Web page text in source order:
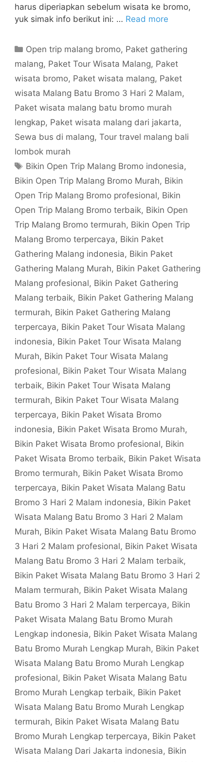
harus diperiapkan sebelum wisata ke bromo,
yuk simak info berikut ini: … Read more
Open trip malang bromo, Paket gathering
malang, Paket Tour Wisata Malang, Paket
wisata bromo, Paket wisata malang, Paket
wisata Malang Batu Bromo 3 Hari 2 Malam,
Paket wisata malang batu bromo murah
lengkap, Paket wisata malang dari jakarta,
Sewa bus di malang, Tour travel malang bali
lombok murah
Bikin Open Trip Malang Bromo indonesia,
Bikin Open Trip Malang Bromo Murah, Bikin
Open Trip Malang Bromo profesional, Bikin
Open Trip Malang Bromo terbaik, Bikin Open
Trip Malang Bromo termurah, Bikin Open Trip
Malang Bromo terpercaya, Bikin Paket
Gathering Malang indonesia, Bikin Paket
Gathering Malang Murah, Bikin Paket Gathering
Malang profesional, Bikin Paket Gathering
Malang terbaik, Bikin Paket Gathering Malang
termurah, Bikin Paket Gathering Malang
terpercaya, Bikin Paket Tour Wisata Malang
indonesia, Bikin Paket Tour Wisata Malang
Murah, Bikin Paket Tour Wisata Malang
profesional, Bikin Paket Tour Wisata Malang
terbaik, Bikin Paket Tour Wisata Malang
termurah, Bikin Paket Tour Wisata Malang
terpercaya, Bikin Paket Wisata Bromo
indonesia, Bikin Paket Wisata Bromo Murah,
Bikin Paket Wisata Bromo profesional, Bikin
Paket Wisata Bromo terbaik, Bikin Paket Wisata
Bromo termurah, Bikin Paket Wisata Bromo
terpercaya, Bikin Paket Wisata Malang Batu
Bromo 3 Hari 2 Malam indonesia, Bikin Paket
Wisata Malang Batu Bromo 3 Hari 2 Malam
Murah, Bikin Paket Wisata Malang Batu Bromo
3 Hari 2 Malam profesional, Bikin Paket Wisata
Malang Batu Bromo 3 Hari 2 Malam terbaik,
Bikin Paket Wisata Malang Batu Bromo 3 Hari 2
Malam termurah, Bikin Paket Wisata Malang
Batu Bromo 3 Hari 2 Malam terpercaya, Bikin
Paket Wisata Malang Batu Bromo Murah
Lengkap indonesia, Bikin Paket Wisata Malang
Batu Bromo Murah Lengkap Murah, Bikin Paket
Wisata Malang Batu Bromo Murah Lengkap
profesional, Bikin Paket Wisata Malang Batu
Bromo Murah Lengkap terbaik, Bikin Paket
Wisata Malang Batu Bromo Murah Lengkap
termurah, Bikin Paket Wisata Malang Batu
Bromo Murah Lengkap terpercaya, Bikin Paket
Wisata Malang Dari Jakarta indonesia, Bikin